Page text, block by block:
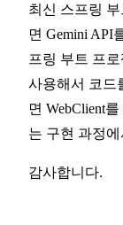
최신 스프링
면 Gemini API
프링 부트 프
사용해서 코드
면 WebClient
는 구현 과정
감사합니다.